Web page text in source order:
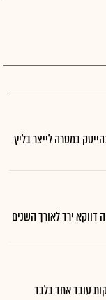
במטרה לייצר בליץ
דווקא ירד לאורך השנים
עובד אחד בלבד